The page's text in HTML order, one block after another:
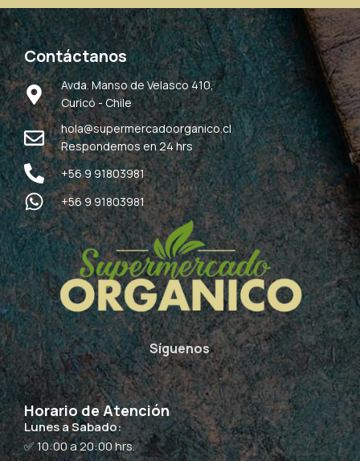
Contáctanos
Avda. Manso de Velasco 410,
Curicó - Chile
hola@supermercadoorganico.cl
Respondemos en 24 hrs
+56 9 91803981
+56 9 91803981
Síguenos
Horario de Atención
Lunes a Sabado:
✅ 10:00 a 20:00 hrs.